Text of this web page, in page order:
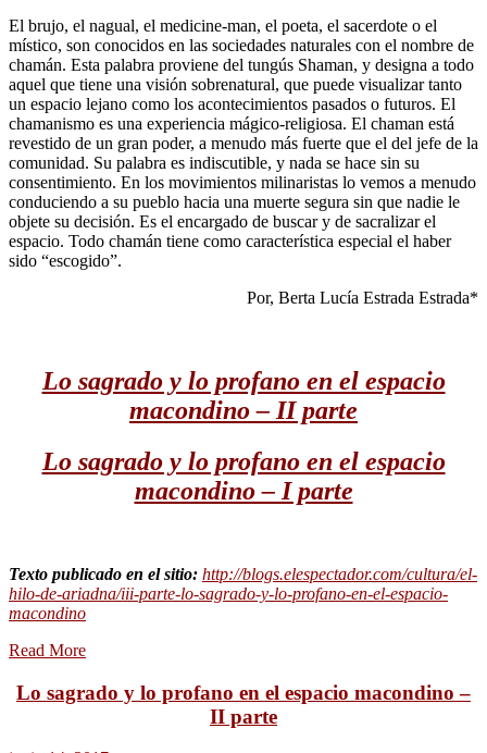
El brujo, el nagual, el medicine-man, el poeta, el sacerdote o el
místico, son conocidos en las sociedades naturales con el nombre de
chamán. Esta palabra proviene del tungús Shaman, y designa a todo
aquel que tiene una visión sobrenatural, que puede visualizar tanto
un espacio lejano como los acontecimientos pasados o futuros. El
chamanismo es una experiencia mágico-religiosa. El chaman está
revestido de un gran poder, a menudo más fuerte que el del jefe de la
comunidad. Su palabra es indiscutible, y nada se hace sin su
consentimiento. En los movimientos milinaristas lo vemos a menudo
conduciendo a su pueblo hacia una muerte segura sin que nadie le
objete su decisión. Es el encargado de buscar y de sacralizar el
espacio. Todo chamán tiene como característica especial el haber
sido “escogido”.
Por, Berta Lucía Estrada Estrada*
Lo sagrado y lo profano en el espacio
macondino – II parte
Lo sagrado y lo profano en el espacio
macondino – I parte
Texto publicado en el sitio: http://blogs.elespectador.com/cultura/el-
hilo-de-ariadna/iii-parte-lo-sagrado-y-lo-profano-en-el-espacio-
macondino
Read More
Lo sagrado y lo profano en el espacio macondino –
II parte